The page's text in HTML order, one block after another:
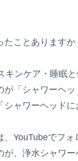
ことありますか
キンケア・睡眠
「シャワーヘ
ャワーヘッド
YouTubeでフ
、浄水シャワー